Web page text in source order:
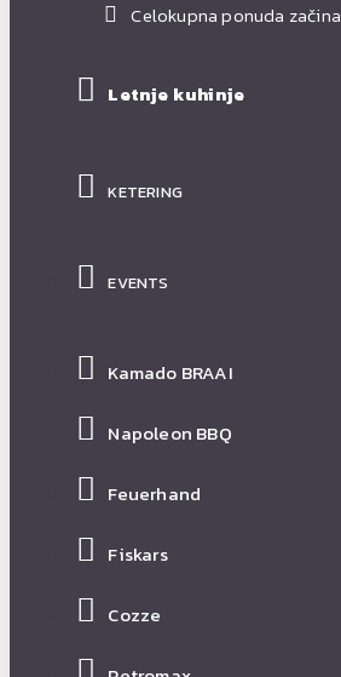
Celokupna ponuda začina
Letnje kuhinje
KETERING
EVENTS
Kamado BRAAI
Napoleon BBQ
Feuerhand
Fiskars
Cozze